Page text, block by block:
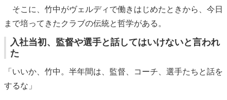
そこに、竹中がヴェルディで働きはじめたときから、今日
まで培ってきたクラブの伝統と哲学がある。
入社当初、監督や選手と話してはいけないと言われ
た
「いいか、竹中。半年間は、監督、コーチ、選手たちと話を
するな」